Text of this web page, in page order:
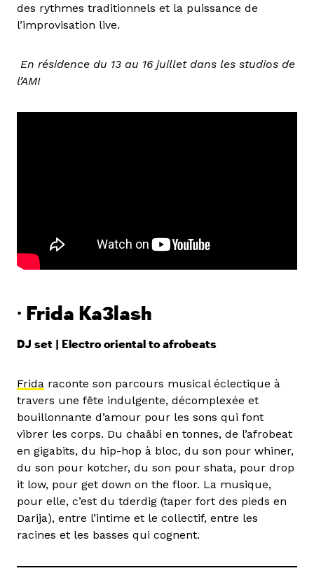
des rythmes traditionnels et la puissance de
l’improvisation live.
En résidence du 13 au 16 juillet dans les studios de
l’AMI
· Frida Ka3lash
DJ set | Electro oriental to afrobeats
Frida raconte son parcours musical éclectique à
travers une fête indulgente, décomplexée et
bouillonnante d’amour pour les sons qui font
vibrer les corps. Du chaâbi en tonnes, de l’afrobeat
en gigabits, du hip-hop à bloc, du son pour whiner,
du son pour kotcher, du son pour shata, pour drop
it low, pour get down on the floor. La musique,
pour elle, c’est du tderdig (taper fort des pieds en
Darija), entre l’intime et le collectif, entre les
racines et les basses qui cognent.